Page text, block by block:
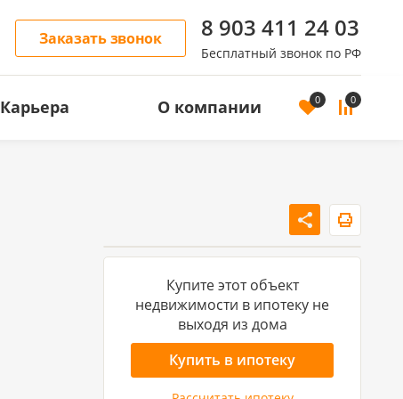
Заказать звонок 8 903 411 24 03
Бесплатный звонок по РФ
Карьера О компании 0 0
Купите этот объект
недвижимости в ипотеку не
выходя из дома
Купить в ипотеку